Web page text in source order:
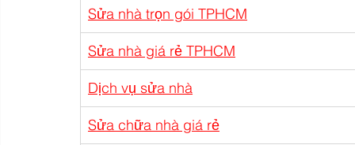
Sửa nhà trọn gói TPHCM
Sửa nhà giá rẻ TPHCM
Dịch vụ sửa nhà
Sửa chữa nhà giá rẻ